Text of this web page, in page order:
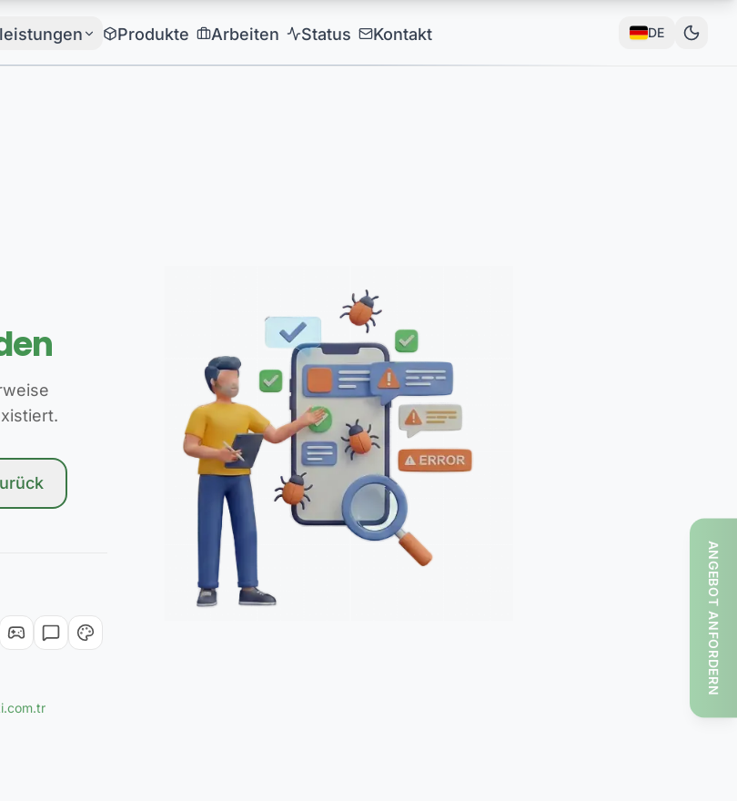
Produkte Arbeiten Status Kontakt DE
ANGEBOT ANFORDERN